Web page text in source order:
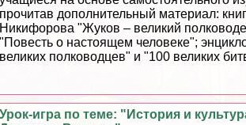
прочитав дополнительный материал:
Никифорова "Жуков – великий
"Повесть о настоящем человеке";
великих полководцев" и "100 великих
Урок-игра по теме: "История и